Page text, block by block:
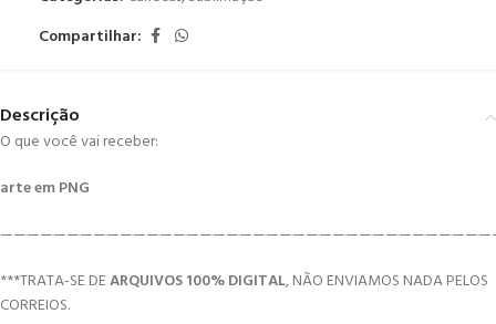
Compartilhar:
Descrição
O que você vai receber:
arte em PNG
***TRATA-SE DEARQUIVOS 100% DIGITAL, NÃO ENVIAMOS NADA PELOS
CORREIOS.